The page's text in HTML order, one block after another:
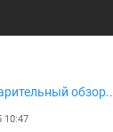
10:47